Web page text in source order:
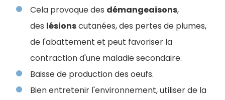
Cela provoque des démangeaisons,
des lésionscutanées, des pertes de plumes,
de l'abattement et peut favoriser la
contraction d'une maladie secondaire.
Baisse de production des oeufs.
Bien entretenir l'environnement, utiliser de la